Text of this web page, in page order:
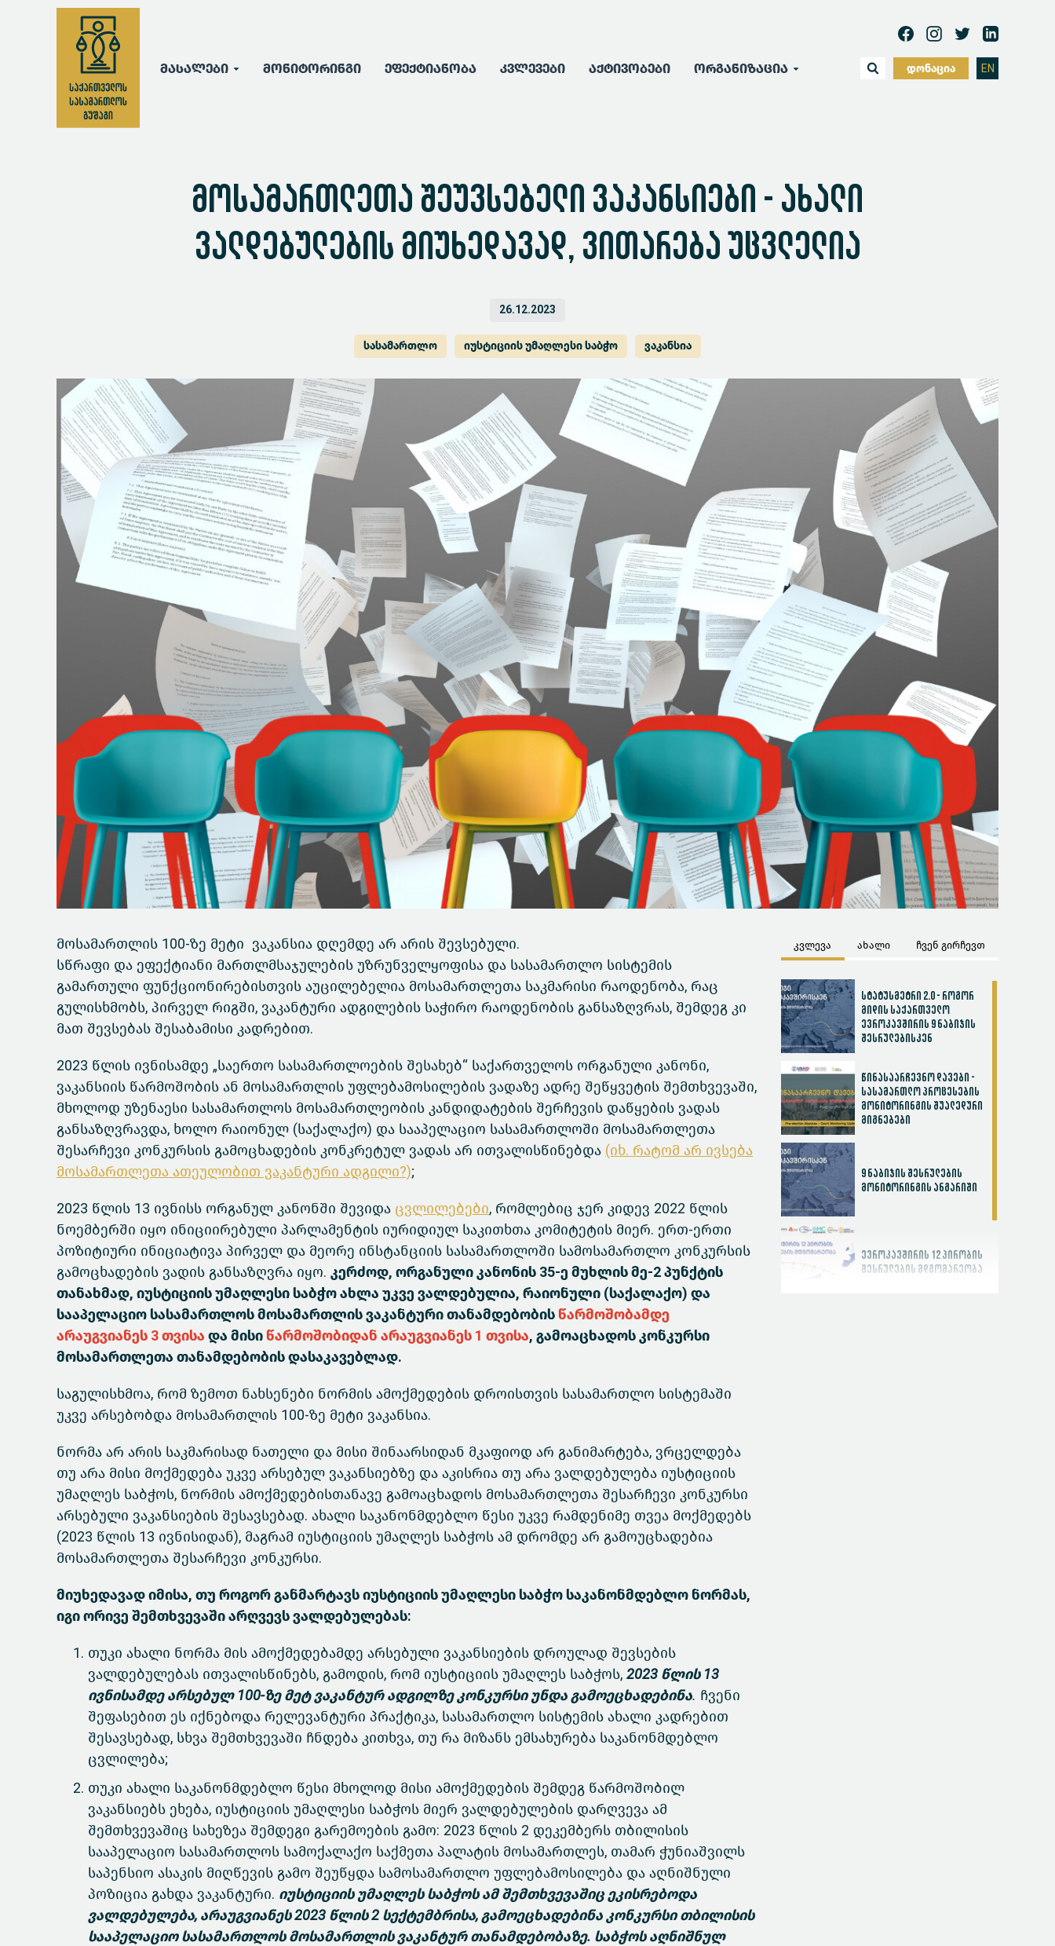
მასალები მონიტორინგი ეფექტიანობა კვლევები აქტივობები ორგანიზაცია დონაცია EN
მოსამართლეთა შეუვსებელი ვაკანსიები - ახალი
ვალდებულების მიუხედავად, ვითარება უცვლელია
26.12.2023
სასამართლო იუსტიციის უმაღლესი საბჭო ვაკანსია
მოსამართლის 100-ზე მეტი ვაკანსია დღემდე არ არის შევსებული.
სწრაფი და ეფექტიანი მართლმსაჯულების უზრუნველყოფისა და სასამართლო სისტემის
გამართული ფუნქციონირებისთვის აუცილებელია მოსამართლეთა საკმარისი რაოდენობა, რაც
გულისხმობს, პირველ რიგში, ვაკანტური ადგილების საჭირო რაოდენობის განსაზღვრას, შემდეგ კი
მათ შევსებას შესაბამისი კადრებით.
2023 წლის ივნისამდე „საერთო სასამართლოების შესახებ“ საქართველოს ორგანული კანონი,
ვაკანსიის წარმოშობის ან მოსამართლის უფლებამოსილების ვადაზე ადრე შეწყვეტის შემთხვევაში,
მხოლოდ უზენაესი სასამართლოს მოსამართლეობის კანდიდატების შერჩევის დაწყების ვადას
განსაზღვრავდა, ხოლო რაიონულ (საქალაქო) და სააპელაციო სასამართლოში მოსამართლეთა
შესარჩევი კონკურსის გამოცხადების კონკრეტულ ვადას არ ითვალისწინებდა (იხ. რატომ არ ივსება
მოსამართლეთა ათეულობით ვაკანტური ადგილი?);
2023 წლის 13 ივნისს ორგანულ კანონში შევიდა ცვლილებები, რომლებიც ჯერ კიდევ 2022 წლის
ნოემბერში იყო ინიციირებული პარლამენტის იურიდიულ საკითხთა კომიტეტის მიერ. ერთ-ერთი
პოზიტიური ინიციატივა პირველ და მეორე ინსტანციის სასამართლოში სამოსამართლო კონკურსის
გამოცხადების ვადის განსაზღვრა იყო. კერძოდ, ორგანული კანონის 35-ე მუხლის მე-2 პუნქტის
თანახმად, იუსტიციის უმაღლესი საბჭო ახლა უკვე ვალდებულია, რაიონული (საქალაქო) და
სააპელაციო სასამართლოს მოსამართლის ვაკანტური თანამდებობისწარმოშობამდე
არაუგვიანეს 3 თვისა და მისიწარმოშობიდან არაუგვიანეს 1 თვისა, გამოაცხადოს კონკურსი
მოსამართლეთა თანამდებობის დასაკავებლად.
საგულისხმოა, რომ ზემოთ ნახსენები ნორმის ამოქმედების დროისთვის სასამართლო სისტემაში
უკვე არსებობდა მოსამართლის 100-ზე მეტი ვაკანსია.
ნორმა არ არის საკმარისად ნათელი და მისი შინაარსიდან მკაფიოდ არ განიმარტება, ვრცელდება
თუ არა მისი მოქმედება უკვე არსებულ ვაკანსიებზე და აკისრია თუ არა ვალდებულება იუსტიციის
უმაღლეს საბჭოს, ნორმის ამოქმედებისთანავე გამოაცხადოს მოსამართლეთა შესარჩევი კონკურსი
არსებული ვაკანსიების შესავსებად. ახალი საკანონმდებლო წესი უკვე რამდენიმე თვეა მოქმედებს
(2023 წლის 13 ივნისიდან), მაგრამ იუსტიციის უმაღლეს საბჭოს ამ დრომდე არ გამოუცხადებია
მოსამართლეთა შესარჩევი კონკურსი.
მიუხედავად იმისა, თუ როგორ განმარტავს იუსტიციის უმაღლესი საბჭო საკანონმდებლო ნორმას,
იგი ორივე შემთხვევაში არღვევს ვალდებულებას:
თუკი ახალი ნორმა მის ამოქმედებამდე არსებული ვაკანსიების დროულად შევსების
ვალდებულებას ითვალისწინებს, გამოდის, რომ იუსტიციის უმაღლეს საბჭოს, 2023 წლის 13
ივნისამდე არსებულ 100-ზე მეტ ვაკანტურ ადგილზე კონკურსი უნდა გამოეცხადებინა. ჩვენი
შეფასებით ეს იქნებოდა რელევანტური პრაქტიკა, სასამართლო სისტემის ახალი კადრებით
შესავსებად, სხვა შემთხვევაში ჩნდება კითხვა, თუ რა მიზანს ემსახურება საკანონმდებლო
ცვლილება;
თუკი ახალი საკანონმდებლო წესი მხოლოდ მისი ამოქმედების შემდეგ წარმოშობილ
ვაკანსიებს ეხება, იუსტიციის უმაღლესი საბჭოს მიერ ვალდებულების დარღვევა ამ
შემთხვევაშიც სახეზეა შემდეგი გარემოების გამო: 2023 წლის 2 დეკემბერს თბილისის
სააპელაციო სასამართლოს სამოქალაქო საქმეთა პალატის მოსამართლეს, თამარ ჭუნიაშვილს
საპენსიო ასაკის მიღწევის გამო შეუწყდა სამოსამართლო უფლებამოსილება და აღნიშნული
პოზიცია გახდა ვაკანტური. იუსტიციის უმაღლეს საბჭოს ამ შემთხვევაშიც ეკისრებოდა
ვალდებულება, არაუგვიანეს 2023 წლის 2 სექტემბრისა, გამოეცხადებინა კონკურსი თბილისის
სააპელაციო სასამართლოს მოსამართლის ვაკანტურ თანამდებობაზე. საბჭოს აღნიშნულ
კვლევა ახალი ჩვენ გირჩევთ
სტატუსმეტრი 2.0 - როგორ
მიდის საქართველო
ევროკავშირის 9 ნაბიჯის
შესრულებისკენ
წინასაარჩევნო დავები -
სასამართლო პროცესების
მონიტორინგის შუალედური
მიგნებები
9 ნაბიჯის შესრულების
მონიტორინგის ანგარიში
ევროკავშირის 12 პირობის
შესრულების მდგომარეობა